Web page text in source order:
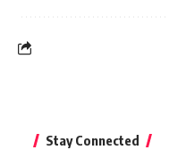
Stay Connected